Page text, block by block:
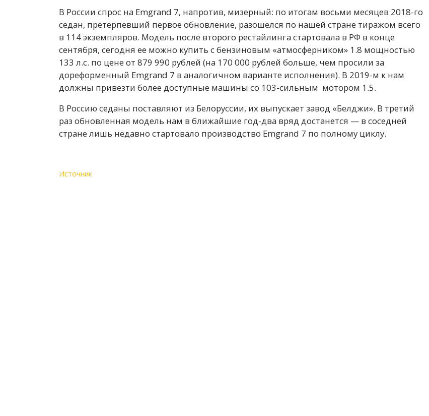
В России спрос на Emgrand 7, напротив, мизерный: по итогам восьми месяцев 2018-го
седан, претерпевший первое обновление, разошелся по нашей стране тиражом всего
в 114 экземпляров. Модель после второго рестайлинга стартовала в РФ в конце
сентября, сегодня ее можно купить с бензиновым «атмосферником» 1.8 мощностью
133 л.с. по цене от 879 990 рублей (на 170 000 рублей больше, чем просили за
дореформенный Emgrand 7 в аналогичном варианте исполнения). В 2019-м к нам
должны привезти более доступные машины со 103-сильным мотором 1.5.
В Россию седаны поставляют из Белоруссии, их выпускает завод «Белджи». В третий
раз обновленная модель нам в ближайшие год-два вряд достанется — в соседней
стране лишь недавно стартовало производство Emgrand 7 по полному циклу.
Источник